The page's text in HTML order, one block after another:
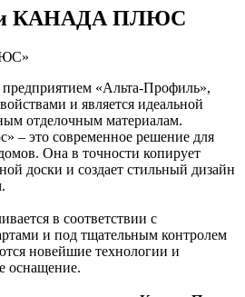
КАНАДА ПЛЮС
«Альта-Профиль»,
и является идеальной
отделочным материалам.
– это современное решение для
Она в точности копирует
доски и создает стильный дизайн
в соответствии с
и под тщательным контролем
новейшие технологии и
оснащение.